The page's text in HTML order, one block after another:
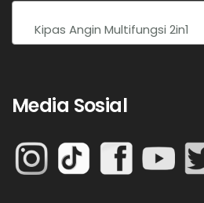
Kipas Angin Multifungsi 2in1
Media Sosial